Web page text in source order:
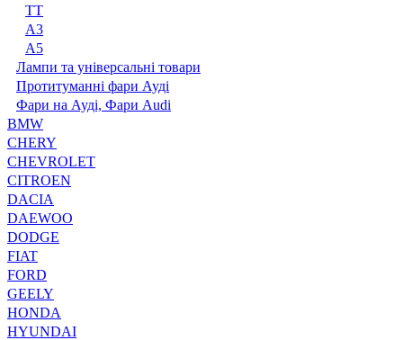
TT
А3
А5
Лампи та універсальні товари
Протитуманні фари Ауді
Фари на Ауді, Фари Audi
BMW
CHERY
CHEVROLET
CITROEN
DACIA
DAEWOO
DODGE
FIAT
FORD
GEELY
HONDA
HYUNDAI